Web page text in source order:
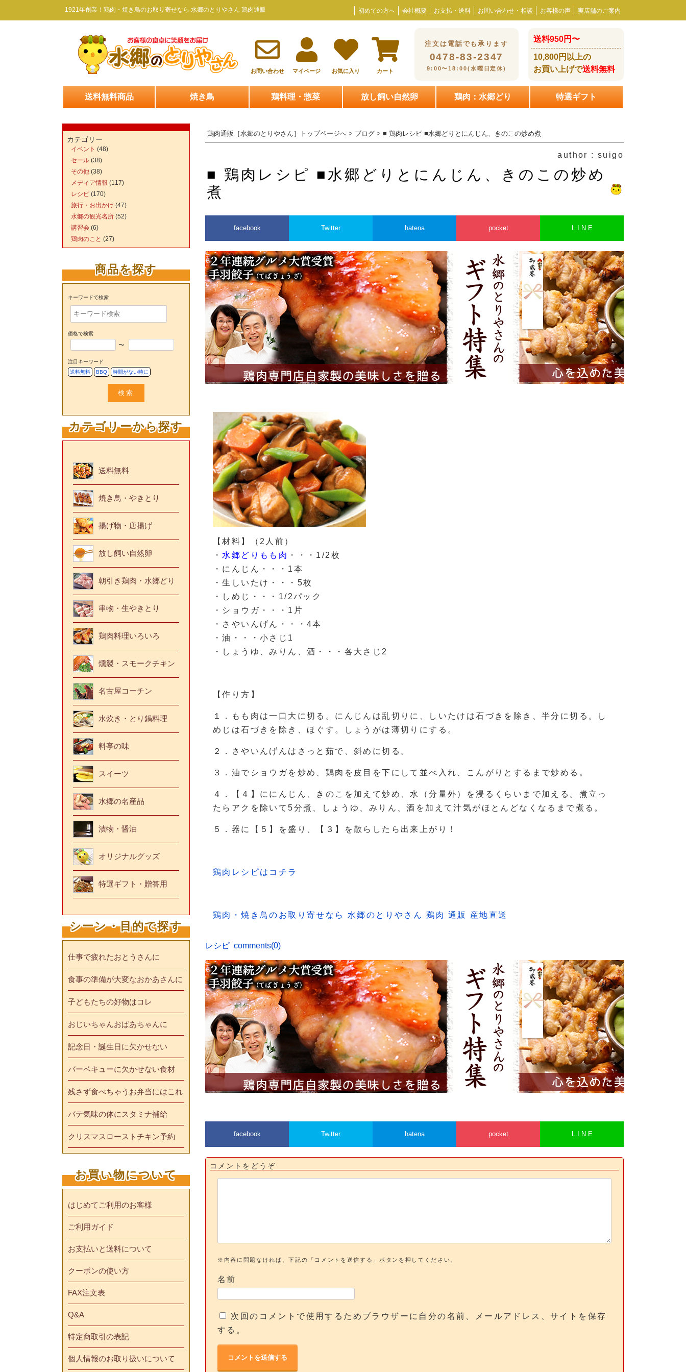
1921年創業！鶏肉・焼き鳥のお取り寄せなら 水郷のとりやさん 鶏肉通販 初めての方へ 会社概要 お支払・送料 お問い合わせ・相談 お客様の声 実店舗のご案内
お問い合わせ マイページ お気に入り カート
注文は電話でも承ります
0478-83-2347
9:00〜18:00(水曜日定休)
送料950円〜
10,800円以上の
お買い上げで送料無料
送料無料商品 焼き鳥 鶏料理・惣菜 放し飼い自然卵 鶏肉：水郷どり 特選ギフト
鶏肉通販［水郷のとりやさん］トップページへ > ブログ > ■ 鶏肉レシピ ■水郷どりとにんじん、きのこの炒め煮
author : suigo
■ 鶏肉レシピ ■水郷どりとにんじん、きのこの炒め
煮
facebook Twitter hatena pocket L I N E
【材料】（2人前）
・ 水郷どりもも肉 ・・・1/2枚
・にんじん・・・1本
・生しいたけ・・・5枚
・しめじ・・・1/2パック
・ショウガ・・・1片
・さやいんげん・・・4本
・油・・・小さじ1
・しょうゆ、みりん、酒・・・各大さじ2
【作り方】
１．もも肉は一口大に切る。にんじんは乱切りに、しいたけは石づきを除き、半分に切る。し
めじは石づきを除き、ほぐす。しょうがは薄切りにする。
２．さやいんげんはさっと茹で、斜めに切る。
３．油でショウガを炒め、鶏肉を皮目を下にして並べ入れ、こんがりとするまで炒める。
４．【４】ににんじん、きのこを加えて炒め、水（分量外）を浸るくらいまで加える。煮立っ
たらアクを除いて5分煮、しょうゆ、みりん、酒を加えて汁気がほとんどなくなるまで煮る。
５．器に【５】を盛り、【３】を散らしたら出来上がり！
鶏肉レシピはコチラ
鶏肉・焼き鳥のお取り寄せなら 水郷のとりやさん 鶏肉 通販 産地直送
レシピ comments(0)
facebook Twitter hatena pocket L I N E
コメントをどうぞ
※内容に問題なければ、下記の「コメントを送信する」ボタンを押してください。
名前
次回のコメントで使用するためブラウザーに自分の名前、メールアドレス、サイトを保存
する。
カテゴリー
イベント (48)
セール (38)
その他 (38)
メディア情報 (117)
レシピ (170)
旅行・お出かけ (47)
水郷の観光名所 (52)
講習会 (6)
鶏肉のこと (27)
商品を探す
キーワードで検索
価格で検索
〜
注目キーワード
送料無料
BBQ 時間がない時に
検索
カテゴリーから探す
送料無料
焼き鳥・やきとり
揚げ物・唐揚げ
放し飼い自然卵
朝引き鶏肉・水郷どり
串物・生やきとり
鶏肉料理いろいろ
燻製・スモークチキン
名古屋コーチン
水炊き・とり鍋料理
料亭の味
スイーツ
水郷の名産品
漬物・醤油
オリジナルグッズ
特選ギフト・贈答用
シーン・目的で探す
仕事で疲れたおとうさんに
食事の準備が大変なおかあさんに
子どもたちの好物はコレ
おじいちゃんおばあちゃんに
記念日・誕生日に欠かせない
バーベキューに欠かせない食材
残さず食べちゃうお弁当にはこれ
バテ気味の体にスタミナ補給
クリスマスローストチキン予約
お買い物について
はじめてご利用のお客様
ご利用ガイド
お支払いと送料について
クーポンの使い方
FAX注文表
Q&A
特定商取引の表記
個人情報のお取り扱いについて